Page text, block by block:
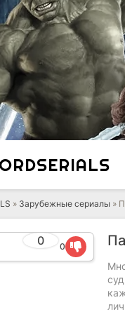
SERIALS
» Зарубежные сериалы »
0 0